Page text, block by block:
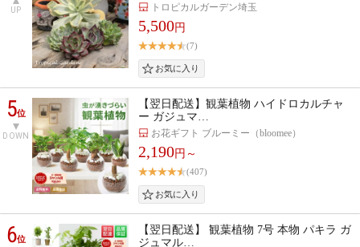
UP トロピカルガーデン埼玉
5,500円
(7)
5位
DOWN
【翌日配送】観葉植物 ハイドロカルチャ
ー ガジュマ…
お花ギフト ブルーミー（bloomee）
2,190円～
(407)
6位
【翌日配送】 観葉植物 7号 本物 パキラ ガ
ジュマル…